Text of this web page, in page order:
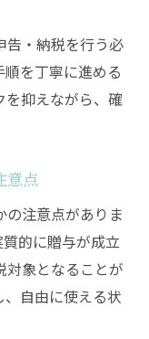
告・納税を行う必
を丁寧に進める
を抑えながら、確
意点
注意点がありま
的に贈与が成立
対象となることが
自由に使える状